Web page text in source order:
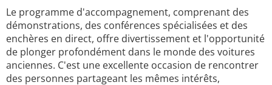
Le programme d'accompagnement, comprenant des
démonstrations, des conférences spécialisées et des
enchères en direct, offre divertissement et l'opportunité
de plonger profondément dans le monde des voitures
anciennes. C'est une excellente occasion de rencontrer
des personnes partageant les mêmes intérêts,